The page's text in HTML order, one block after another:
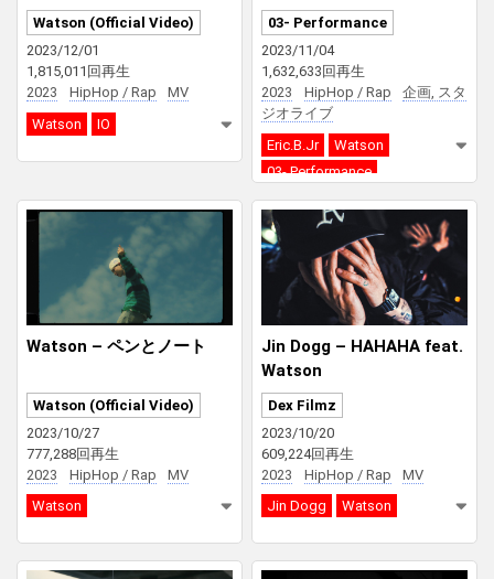
Watson (Official Video)
2023/12/01
1,815,011回再生
2023
HipHop / Rap
MV
Watson
IO
mance | From Osaka
03- Performance
2023/11/04
1,632,633回再生
2023
HipHop / Rap
企画, スタ
ジオライブ
Eric.B.Jr
Watson
03- Performance
Watson – ペンとノート
Watson (Official Video)
2023/10/27
777,288回再生
2023
HipHop / Rap
MV
Watson
Jin Dogg – HAHAHA feat.
Watson
Dex Filmz
2023/10/20
609,224回再生
2023
HipHop / Rap
MV
Jin Dogg
Watson